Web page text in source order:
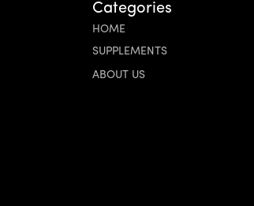
Categories
HOME
SUPPLEMENTS
ABOUT US